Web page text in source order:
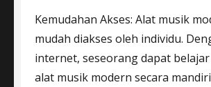
Kemudahan Akses: Alat musik
mudah diakses oleh individu.
internet, seseorang dapat
alat musik modern secara